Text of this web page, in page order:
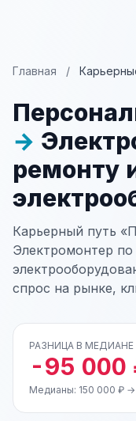
Главная /
→
ремонту
Карьерный путь
Электромонтер
спрос на рынке,
РАЗНИЦА В
-95 000
Медианы: 150 000 ₽